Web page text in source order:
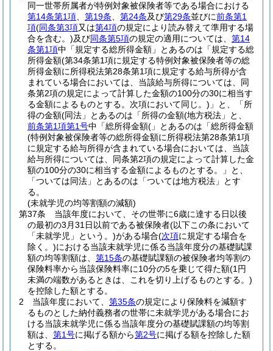
同一世帯所属者が特例対象被保険者等である場合における
第14条第1項
第19条 第24条及び第29条並びに前条第1
項(同条第3項又は第4項の規定により読み替えて準用する場
合を含む。)及び同条第5項の規定の適用については、 第14
条第1項中「規定する総所得金額」とあるのは「規定する総
所得金額(第34条第1項に規定する特例対象被保険者等の総
所得金額に所得税法第28条第1項に規定する給与所得が含
まれている場合においては、当該給与所得については、同
条第2項の規定によって計算した金額の100分の30に相当す
る金額によるものとする。次項において同じ。) 」と、「所
得の金額(同法」とあるのは「所得の金額(地方税法」と、
前条第1項第1号中「総所得金額(」とあるのは「総所得金額
(特例対象被保険者等の総所得金額に所得税法第28条第1項
に規定する給与所得が含まれている場合においては、当該
給与所得については、同条第2項の規定によって計算した金
額の100分の30に相当する金額によるものとする。」と、
「ついては同法」とあるのは「ついては地方税法」とす
る。
(未就学児の均等割額の減額)
第37条
当該年度において、その世帯に6歳に達する日以後
の最初の3月31日以前である被保険者(以下この条において
「未就学児」という。)がある場合(次項に規定する場合を
除く。)における当該未就学児に係る当該年度分の基礎賦課
額の均等割額は、 第15条の基礎賦課額の被保険者均等割の
保険料率から当該保険料率に10分の5を乗じて得た額(1円
未満の端数があるときは、これを切り上げるものとする。)
を控除した額とする。
2
当該年度において、 第35条の規定により保険料を減額す
るものとした納付義務者の世帯に未就学児がある場合にお
ける当該未就学児に係る当該年度分の基礎賦課額の均等割
額は、 第1号に掲げる額から第2号に掲げる額を控除した額
とする。